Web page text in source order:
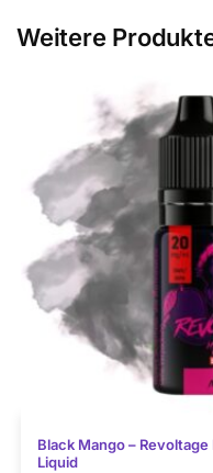
Weitere
Black Mango –
Liquid